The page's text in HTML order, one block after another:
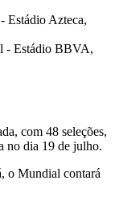
Estádio Azteca,
- Estádio BBVA,
com 48 seleções,
no dia 19 de julho.
o Mundial contará